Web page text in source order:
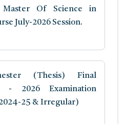
Of Science in
July-2026 Session.
(Thesis) Final
- 2026 Examination
25 & Irregular)